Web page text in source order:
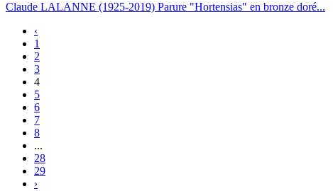
Claude LALANNE (1925-2019) Parure "Hortensias" en bronze doré...
‹
1
2
3
4
5
6
7
8
...
28
29
›